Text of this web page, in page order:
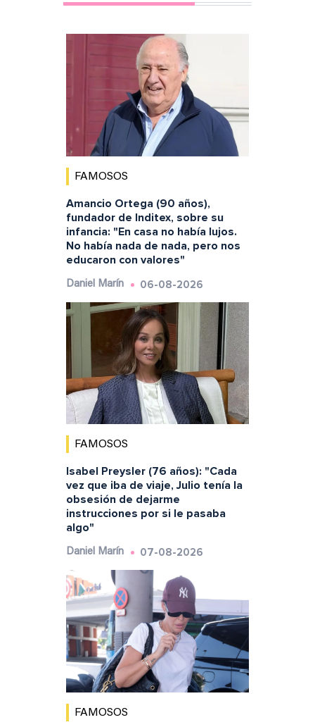
FAMOSOS
Amancio Ortega (90 años),
fundador de Inditex, sobre su
infancia: "En casa no había lujos.
No había nada de nada, pero nos
educaron con valores"
Daniel Marín 06-08-2026
FAMOSOS
Isabel Preysler (76 años): "Cada
vez que iba de viaje, Julio tenía la
obsesión de dejarme
instrucciones por si le pasaba
algo"
Daniel Marín 07-08-2026
FAMOSOS